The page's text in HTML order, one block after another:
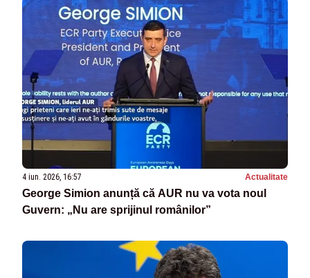
4 iun. 2026, 16:57 Actualitate
George Simion anunță că AUR nu va vota noul
Guvern: „Nu are sprijinul românilor”